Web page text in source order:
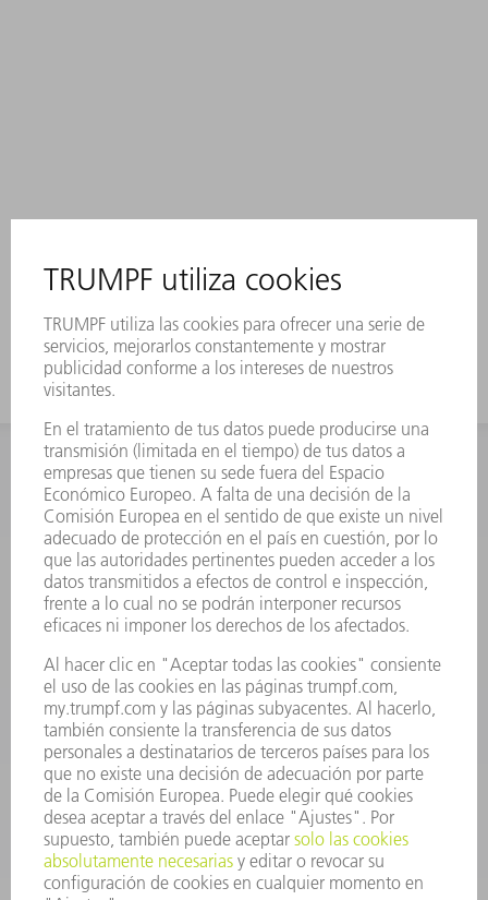
INFORMACIÓN
Preguntas más frecuentes
Condiciones generales de venta
CONTACTO
Departamento de Repuestos
+34 91 657 36 70
Viernes de 8h – 17h
repuestos@es.trumpf.com
CONTACTO
Departamento de Utillaje
+34 91 657 36 69
Lunes a Jueves de 8h – 18h
Viernes de 8h – 17h
utillaje@trumpf.com